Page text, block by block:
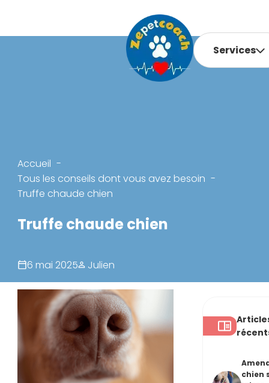
Services
Accueil
Tous les conseils dont vous avez besoin
Truffe chaude chien
Truffe chaude chien
6 mai 2025 Julien
chien